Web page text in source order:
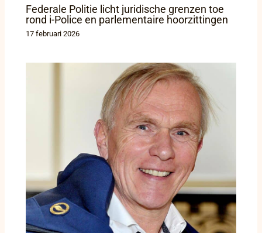
Federale Politie licht juridische grenzen toe
rond i-Police en parlementaire hoorzittingen
17 februari 2026